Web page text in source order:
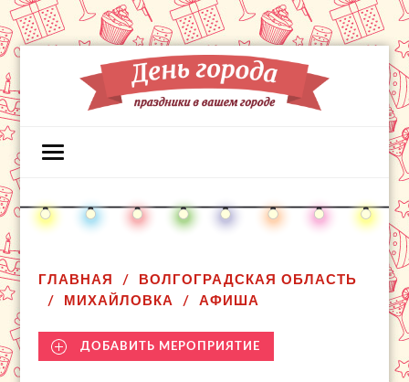
ГЛАВНАЯ
ВОЛГОГРАДСКАЯ ОБЛАСТЬ
МИХАЙЛОВКА
АФИША
ДОБАВИТЬ МЕРОПРИЯТИЕ